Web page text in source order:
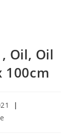
Oil, Oil
100cm